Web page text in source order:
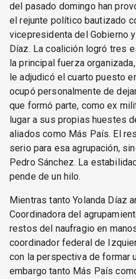
del pasado domingo han
el rejunte político bautizado
vicepresidenta del Gobierno
Díaz. La coalición logró tres
la principal fuerza
le adjudicó el cuarto puesto
ocupó personalmente de
que formó parte, como ex
lugar a sus propias huestes
aliados como Más País. El
serio para esa agrupación,
Pedro Sánchez. La
pende de un hilo.
Mientras tanto Yolanda Díaz
Coordinadora del
restos del naufragio en
coordinador federal de
con la perspectiva de formar
embargo tanto Más País